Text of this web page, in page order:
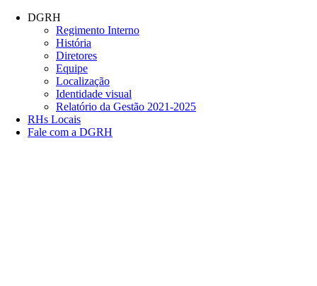
Conteúdo principal
DGRH
Regimento Interno
História
Diretores
Equipe
Localização
Identidade visual
Relatório da Gestão 2021-2025
RHs Locais
Fale com a DGRH